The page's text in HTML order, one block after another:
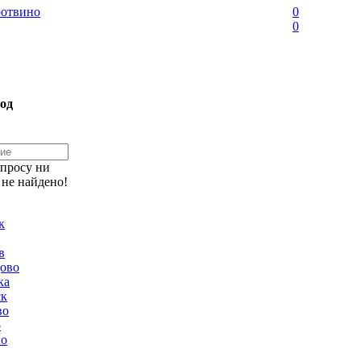
0
0
ни
найдено!